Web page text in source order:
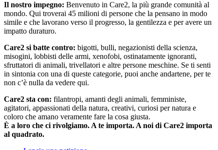
Il nostro impegno: Benvenuto in Care2, la più grande comunità al
mondo. Qui troverai 45 milioni di persone che la pensano in modo
simile e che lavorano verso il progresso, la gentilezza e per avere un
impatto duraturo.
Care2 si batte contro: bigotti, bulli, negazionisti della scienza,
misogini, lobbisti delle armi, xenofobi, ostinatamente ignoranti,
sfruttatori di animali, trivellatori e altre persone meschine. Se ti senti
in sintonia con una di queste categorie, puoi anche andartene, per te
non c’è nulla da vedere qui.
Care2 sta con: filantropi, amanti degli animali, femministe,
agitatori, appassionati della natura, creativi, curiosi per natura e
coloro che amano veramente fare la cosa giusta.
È a loro che ci rivolgiamo. A te importa. A noi di Care2 importa
al quadrato.